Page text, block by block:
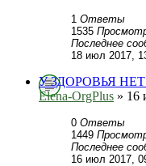
1 Ответы
1535
Последнее
18 июл 2017,
У ЗДОРОВЬЯ НЕТ
Elena-OrgPlus » 16
0 Ответы
1449
Последнее
16 июл 2017,